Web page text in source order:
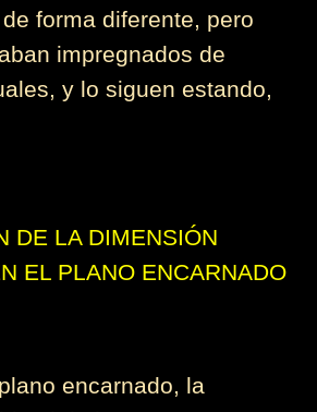
forma diferente, pero
impregnados de
y lo siguen estando,
DE LA DIMENSIÓN
EL PLANO ENCARNADO
encarnado, la